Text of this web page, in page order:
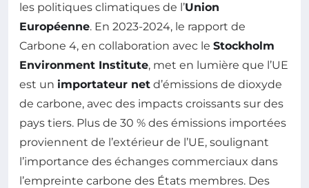
les politiques climatiques de l’Union
Européenne. En 2023-2024, le rapport de
Carbone 4, en collaboration avec le Stockholm
Environment Institute, met en lumière que l’UE
est un importateur net d’émissions de dioxyde
de carbone, avec des impacts croissants sur des
pays tiers. Plus de 30 % des émissions importées
proviennent de l’extérieur de l’UE, soulignant
l’importance des échanges commerciaux dans
l’empreinte carbone des États membres. Des